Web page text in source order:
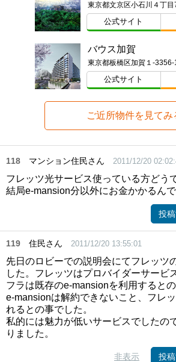
東京都文京区小石川４丁目
公式サイト
バウス加賀
公式サイト
ご近所物件を見てみ
118 マンション住民さん 2011/12/20
フレッツ光サービス使っている方どう
結局e-mansion分以外にお金かかるんで
投
119 住民さん 2011/12/20 13:55:01
先日のロビーでの説明会にてフレッツ
した。フレッツはプロバイダーサービ
フラは既存のe-mansionを利用すると
e-mansionは解約できないこと、フレ
れるとの事でした。
私的には魅力が低いサービスでしたの
りました。
非表示 投